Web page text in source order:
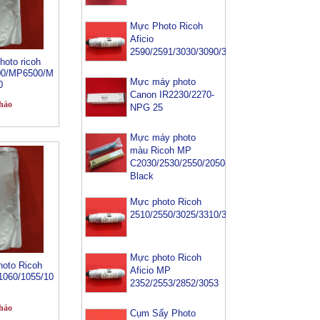
ricoh
MP6500/M
Ricoh
1055/10
Mực Photo Ricoh
Aficio
2590/2591/3030/3090/3391
Mực máy photo
Canon IR2230/2270-
NPG 25
Mực máy photo
màu Ricoh MP
C2030/2530/2550/2050-
Black
Mực photo Ricoh
2510/2550/3025/3310/3350/3352/3353
Mực photo Ricoh
Aficio MP
2352/2553/2852/3053
Cụm Sấy Photo